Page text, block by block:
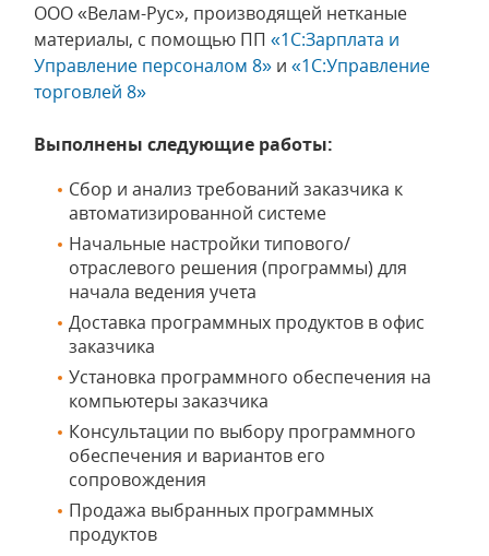
ООО «Велам-Рус», производящей нетканые
материалы, с помощью ПП «1С:Зарплата и
Управление персоналом 8» и «1С:Управление
торговлей 8»
Выполнены следующие работы:
Сбор и анализ требований заказчика к
автоматизированной системе
Начальные настройки типового/
отраслевого решения (программы) для
начала ведения учета
Доставка программных продуктов в офис
заказчика
Установка программного обеспечения на
компьютеры заказчика
Консультации по выбору программного
обеспечения и вариантов его
сопровождения
Продажа выбранных программных
продуктов